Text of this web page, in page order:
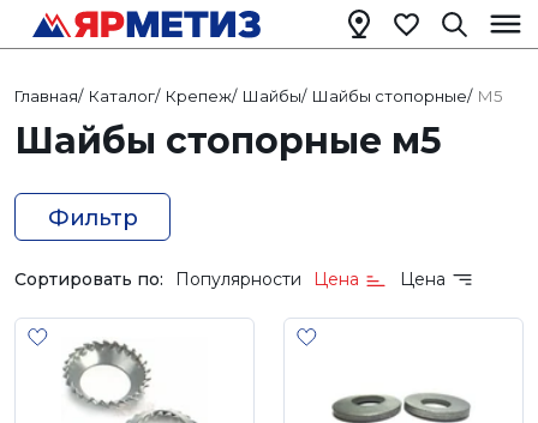
Главная/ Каталог/ Крепеж/ Шайбы/ Шайбы стопорные/ М5
Шайбы стопорные м5
Фильтр
Сортировать по: Популярности Цена Цена